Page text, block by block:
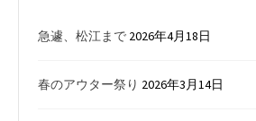
急遽、松江まで 2026年4月18日
春のアウター祭り 2026年3月14日